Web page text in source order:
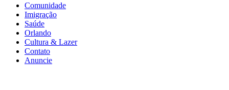
Comunidade
Imigração
Saúde
Orlando
Cultura & Lazer
Contato
Anuncie